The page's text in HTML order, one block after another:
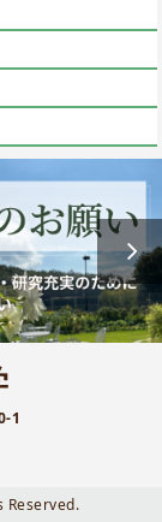
1
Reserved.